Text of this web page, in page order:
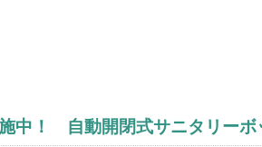
中！ 自動開閉式サニタリーボ